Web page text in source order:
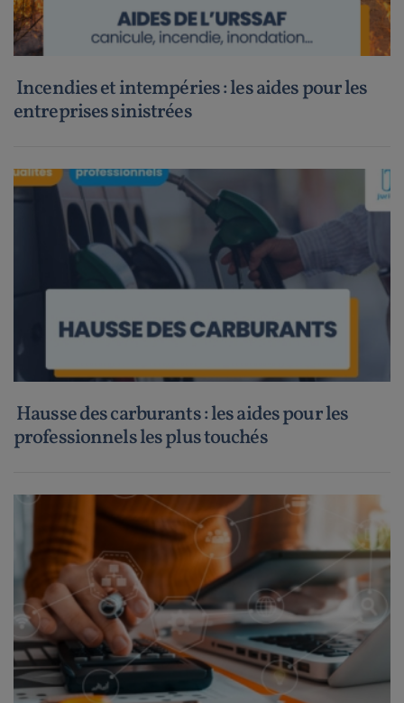
Incendies et intempéries : les aides pour les
entreprises sinistrées
Hausse des carburants : les aides pour les
professionnels les plus touchés